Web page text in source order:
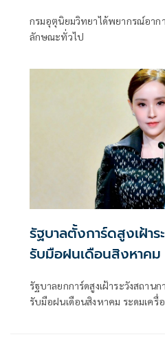
กรมอุตุนิยมวิทยาได้พยากรณ์อาก
ลักษณะทั่วไป
รัฐบาลตั้งการ์ดสูงเฝ้า
รับมือฝนเดือนสิงหาคม
รัฐบาลยกการ์ดสูงเฝ้าระวังสถาน
รับมือฝนเดือนสิงหาคม ระดมเครื่อ